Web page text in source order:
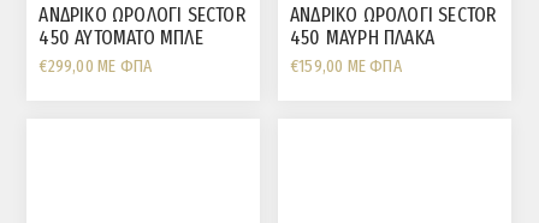
ΑΝΔΡΙΚΟ ΩΡΟΛΟΓΙ SECTOR
450 AYTOMATO ΜΠΛΕ
ΠΛΑΚΑ
€299,00 ΜΕ ΦΠΑ
ΑΝΔΡΙΚΟ ΩΡΟΛΟΓΙ SECTOR
450 ΜΑΥΡΗ ΠΛΑΚΑ
€159,00 ΜΕ ΦΠΑ